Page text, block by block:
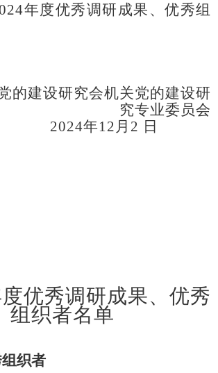
4年度优秀调研成果、优秀组
的建设研究会机关党的建设研
究专业委员会
2024年12 月 2 日
优秀调研成果、优秀
组织者名单
织者